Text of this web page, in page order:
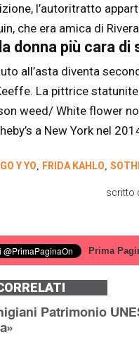
l’autoritratto
che era amica di
donna più cara di
all’asta diventa
La pittrice
weed/ White flower
a New York nel
Y YO, FRIDA KAHLO,
scritto
Prima
Patrimonio